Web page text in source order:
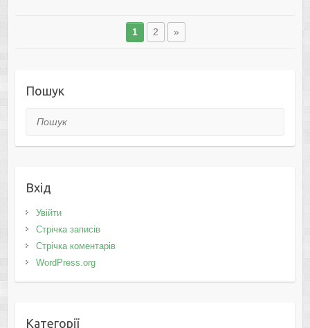
1 2 »
Пошук
Пошук
Вхід
Увійти
Стрічка записів
Стрічка коментарів
WordPress.org
Категорії